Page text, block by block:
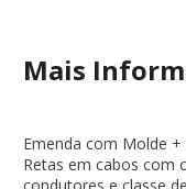
Mais
Emenda com Molde +
Retas em cabos com